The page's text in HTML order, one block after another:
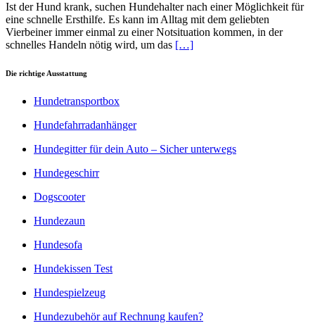
Ist der Hund krank, suchen Hundehalter nach einer Möglichkeit für
eine schnelle Ersthilfe. Es kann im Alltag mit dem geliebten
Vierbeiner immer einmal zu einer Notsituation kommen, in der
schnelles Handeln nötig wird, um das […]
Die richtige Ausstattung
Hundetransportbox
Hundefahrradanhänger
Hundegitter für dein Auto – Sicher unterwegs
Hundegeschirr
Dogscooter
Hundezaun
Hundesofa
Hundekissen Test
Hundespielzeug
Hundezubehör auf Rechnung kaufen?